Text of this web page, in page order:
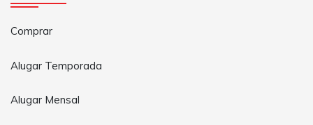
Comprar
Alugar Temporada
Alugar Mensal